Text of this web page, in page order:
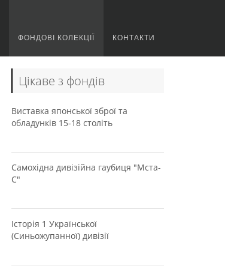
ФОНДОВІ КОЛЕКЦІЇ КОНТАКТИ
Цікаве з фондів
Виставка японської зброї та
обладунків 15-18 століть
Самохідна дивізійна гаубиця "Мста-
С"
Історія 1 Української
(Синьожупанної) дивізії